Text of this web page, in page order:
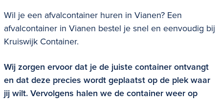
Wil je een afvalcontainer huren in Vianen? Een
afvalcontainer in Vianen bestel je snel en eenvoudig bij
Kruiswijk Container.
Wij zorgen ervoor dat je de juiste container ontvangt
en dat deze precies wordt geplaatst op de plek waar
jij wilt. Vervolgens halen we de container weer op